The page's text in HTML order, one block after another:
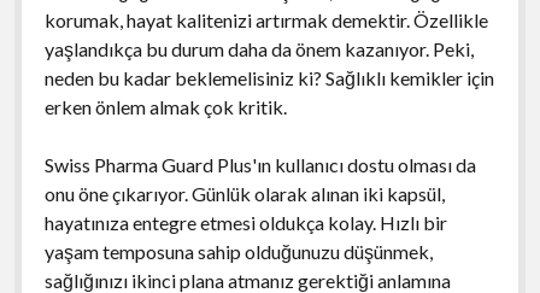
korumak, hayat kalitenizi artırmak demektir. Özellikle
yaşlandıkça bu durum daha da önem kazanıyor. Peki,
neden bu kadar beklemelisiniz ki? Sağlıklı kemikler için
erken önlem almak çok kritik.
Swiss Pharma Guard Plus'ın kullanıcı dostu olması da
onu öne çıkarıyor. Günlük olarak alınan iki kapsül,
hayatınıza entegre etmesi oldukça kolay. Hızlı bir
yaşam temposuna sahip olduğunuzu düşünmek,
sağlığınızı ikinci plana atmanız gerektiği anlamına